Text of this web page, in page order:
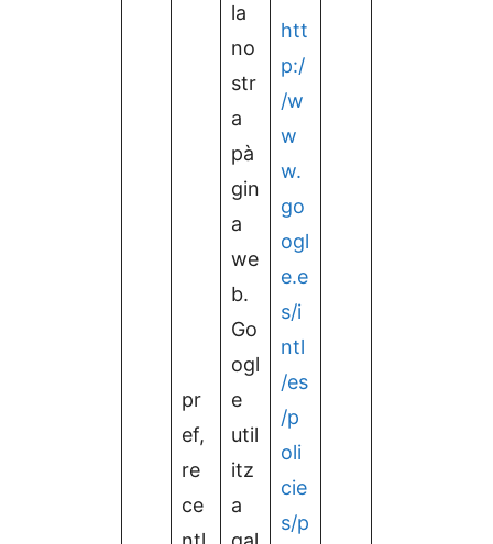
pr
ef,
re
ce
la
no
str
a
pà
gin
a
we
b.
Go
ogl
e
util
itz
a
htt
p:/
/w
w
w.
go
ogl
e.e
s/i
ntl
/es
/p
oli
cie
s/p